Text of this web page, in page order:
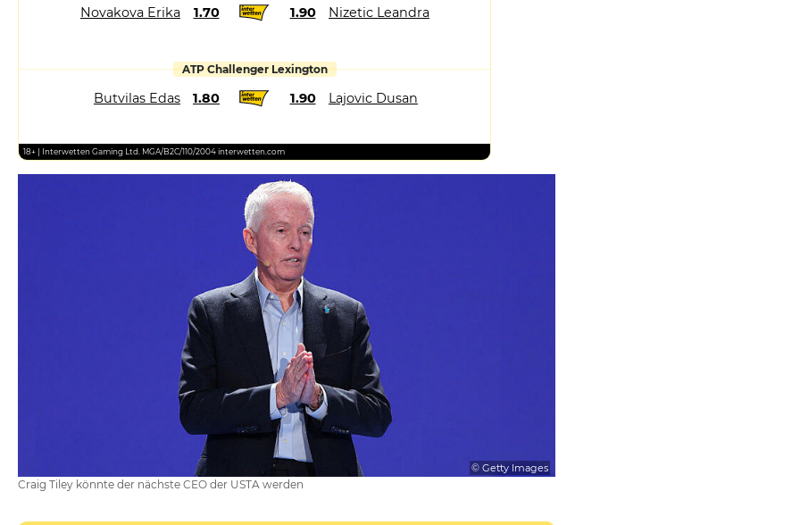
Novakova Erika 1.70 1.90 Nizetic Leandra
ATP Challenger Lexington
Butvilas Edas 1.80 1.90 Lajovic Dusan
18+ | Interwetten Gaming Ltd. MGA/B2C/110/2004 interwetten.com
© Getty Images
Craig Tiley könnte der nächste CEO der USTA werden